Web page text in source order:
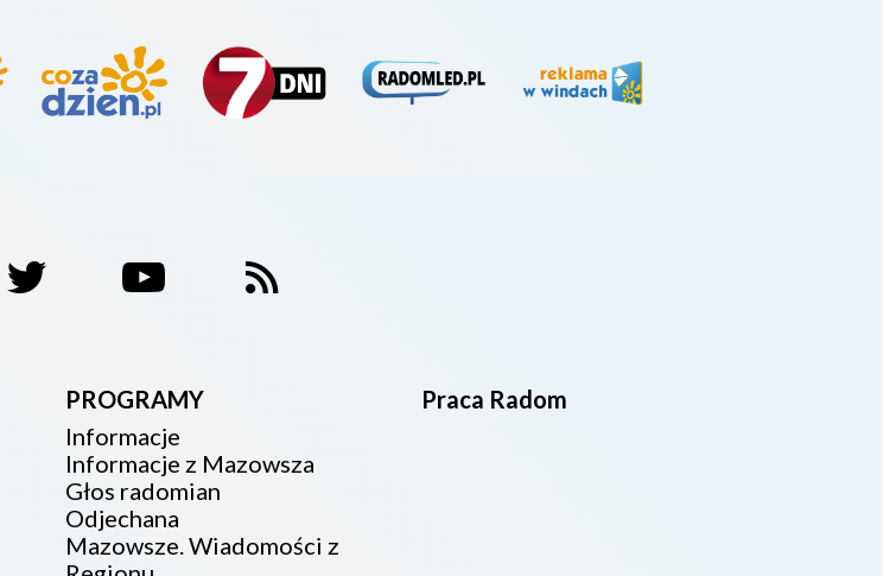
PROGRAMY
Informacje
Informacje z Mazowsza
Głos radomian
Odjechana
Mazowsze. Wiadomości z
Praca Radom